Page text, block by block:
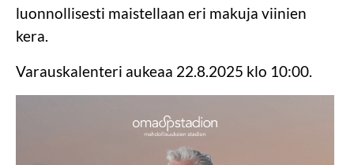
luonnollisesti maistellaan eri makuja viinien
kera.
Varauskalenteri aukeaa 22.8.2025 klo 10:00.